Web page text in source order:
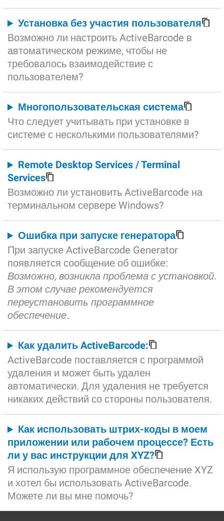
Установка без участия пользователя
Возможно ли настроить ActiveBarcode в
автоматическом режиме, чтобы не
требовалось взаимодействие с
пользователем?
Многопользовательская система
Что следует учитывать при установке в
системе с несколькими пользователями?
Remote Desktop Services / Terminal
Services
Возможно ли установить ActiveBarcode на
терминальном сервере Windows?
Ошибка при запуске генератора
При запуске ActiveBarcode Generator
появляется сообщение об ошибке:
Возможно, возникла проблема с установкой.
В этом случае рекомендуется
переустановить программное
обеспечение.
Как удалить ActiveBarcode:
ActiveBarcode поставляется с программой
удаления и может быть удален
автоматически. Для удаления не требуется
никаких действий со стороны пользователя.
Как использовать штрих-коды в моем
приложении или рабочем процессе? Есть
ли у вас инструкции для XYZ?
Я использую программное обеспечение XYZ
и хотел бы использовать ActiveBarcode.
Можете ли вы мне помочь?